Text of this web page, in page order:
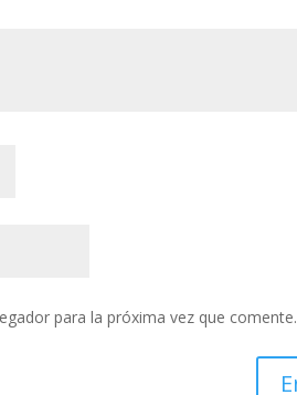
para la próxima vez que comente.